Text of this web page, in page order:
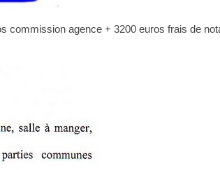
agence + 3200 euros frais de